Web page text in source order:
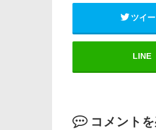
ツイ
LINE
コメント